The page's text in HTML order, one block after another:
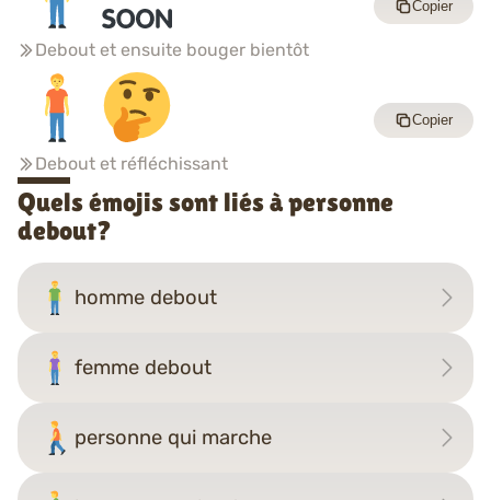
Debout et ensuite bouger bientôt
Copier
Debout et réfléchissant
Copier
Quels émojis sont liés à personne
debout?
homme debout
femme debout
personne qui marche